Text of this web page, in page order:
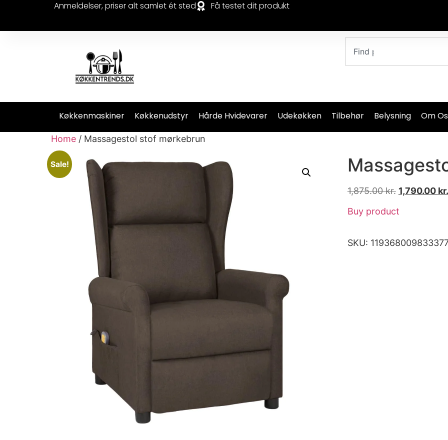
Anmeldelser, priser alt samlet ét sted Få testet dit produkt
Køkkenmaskiner Køkkenudstyr Hårde Hvidevarer Udekøkken Tilbehør Belysning Om Os
Home / Massagestol stof mørkebrun
Sale!
1,875.00kr. 1,790.00 kr.
Buy product
SKU: